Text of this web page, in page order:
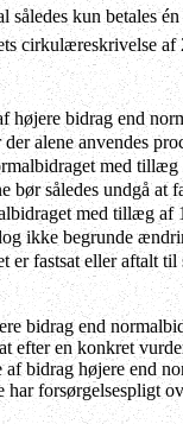
således kun betales
cirkulæreskrivelse af
højere bidrag end
alene anvendes
med
bør således undgå at
med tillæg af
ikke begrunde
er fastsat eller aftalt til
bidrag end
efter en konkret
bidrag højere end
har forsørgelsespligt